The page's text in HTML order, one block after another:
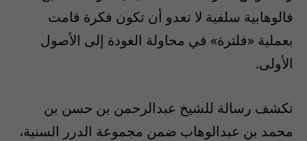
فالوهابية سلفية لا تعدو أن تكون فكرة قامت
بعملية «فلترة» في محاولة العودة إلى الأصول
الأولى.
تكشف رسالة للشيخ عبدالرحمن بن حسن بن
محمد بن عبدالوهاب ضمن مجموعة الدرر السنية،